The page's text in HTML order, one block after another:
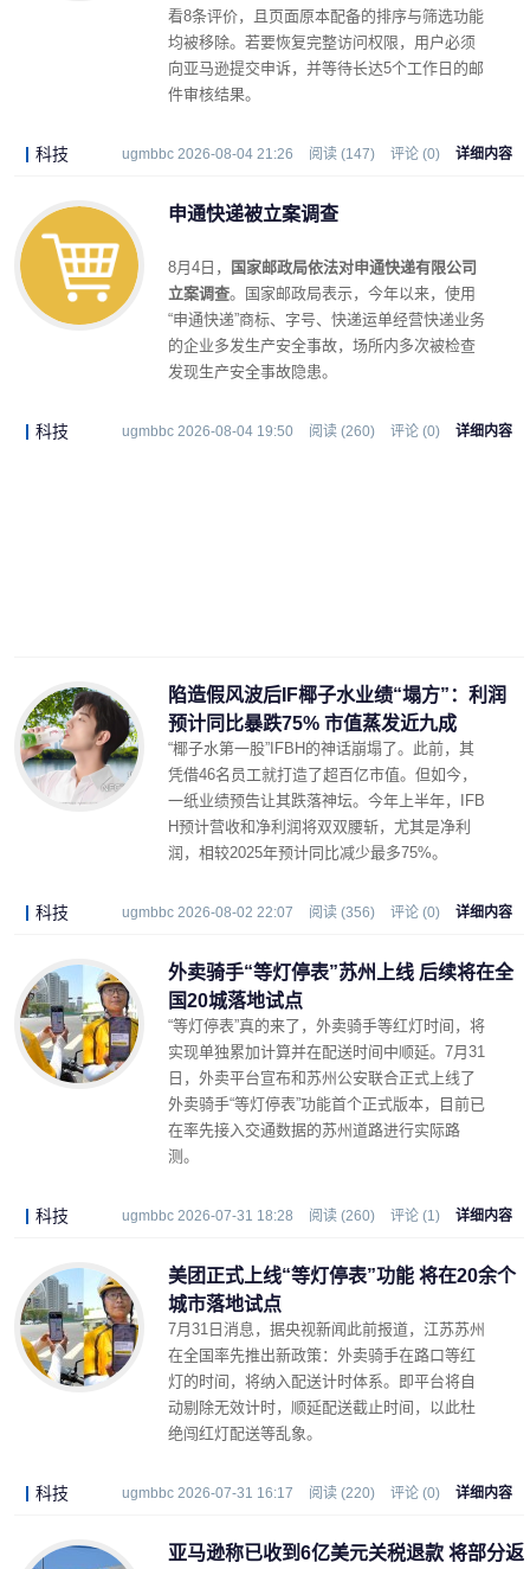
看8条评价，且页面原本配备的排序与筛选功能
均被移除。若要恢复完整访问权限，用户必须
向亚马逊提交申诉，并等待长达5个工作日的邮
件审核结果。
科技 ugmbbc 2026-08-04 21:26 阅读 (147) 评论 (0) 详细内容
申通快递被立案调查
8月4日，
国家邮政局依法对申通快递有限公司
立案调查。国家邮政局表示，今年以来，使用
“申通快递”商标、字号、快递运单经营快递业务
的企业多发生产安全事故，场所内多次被检查
发现生产安全事故隐患。
科技 ugmbbc 2026-08-04 19:50 阅读 (260) 评论 (0) 详细内容
陷造假风波后IF椰子水业绩“塌方”：利润
预计同比暴跌75% 市值蒸发近九成
“椰子水第一股”IFBH的神话崩塌了。此前，其
凭借46名员工就打造了超百亿市值。但如今，
一纸业绩预告让其跌落神坛。今年上半年，IFB
H预计营收和净利润将双双腰斩，尤其是净利
润，相较2025年预计同比减少最多75%。
科技 ugmbbc 2026-08-02 22:07 阅读 (356) 评论 (0) 详细内容
外卖骑手“等灯停表”苏州上线 后续将在全
国20城落地试点
“等灯停表”真的来了，外卖骑手等红灯时间，将
实现单独累加计算并在配送时间中顺延。7月31
日，外卖平台宣布和苏州公安联合正式上线了
外卖骑手“等灯停表”功能首个正式版本，目前已
在率先接入交通数据的苏州道路进行实际路
测。
科技 ugmbbc 2026-07-31 18:28 阅读 (260) 评论 (1) 详细内容
美团正式上线“等灯停表”功能 将在20余个
城市落地试点
7月31日消息，据央视新闻此前报道，江苏苏州
在全国率先推出新政策：外卖骑手在路口等红
灯的时间，将纳入配送计时体系。即平台将自
动剔除无效计时，顺延配送截止时间，以此杜
绝闯红灯配送等乱象。
科技 ugmbbc 2026-07-31 16:17 阅读 (220) 评论 (0) 详细内容
亚马逊称已收到6亿美元关税退款 将部分返